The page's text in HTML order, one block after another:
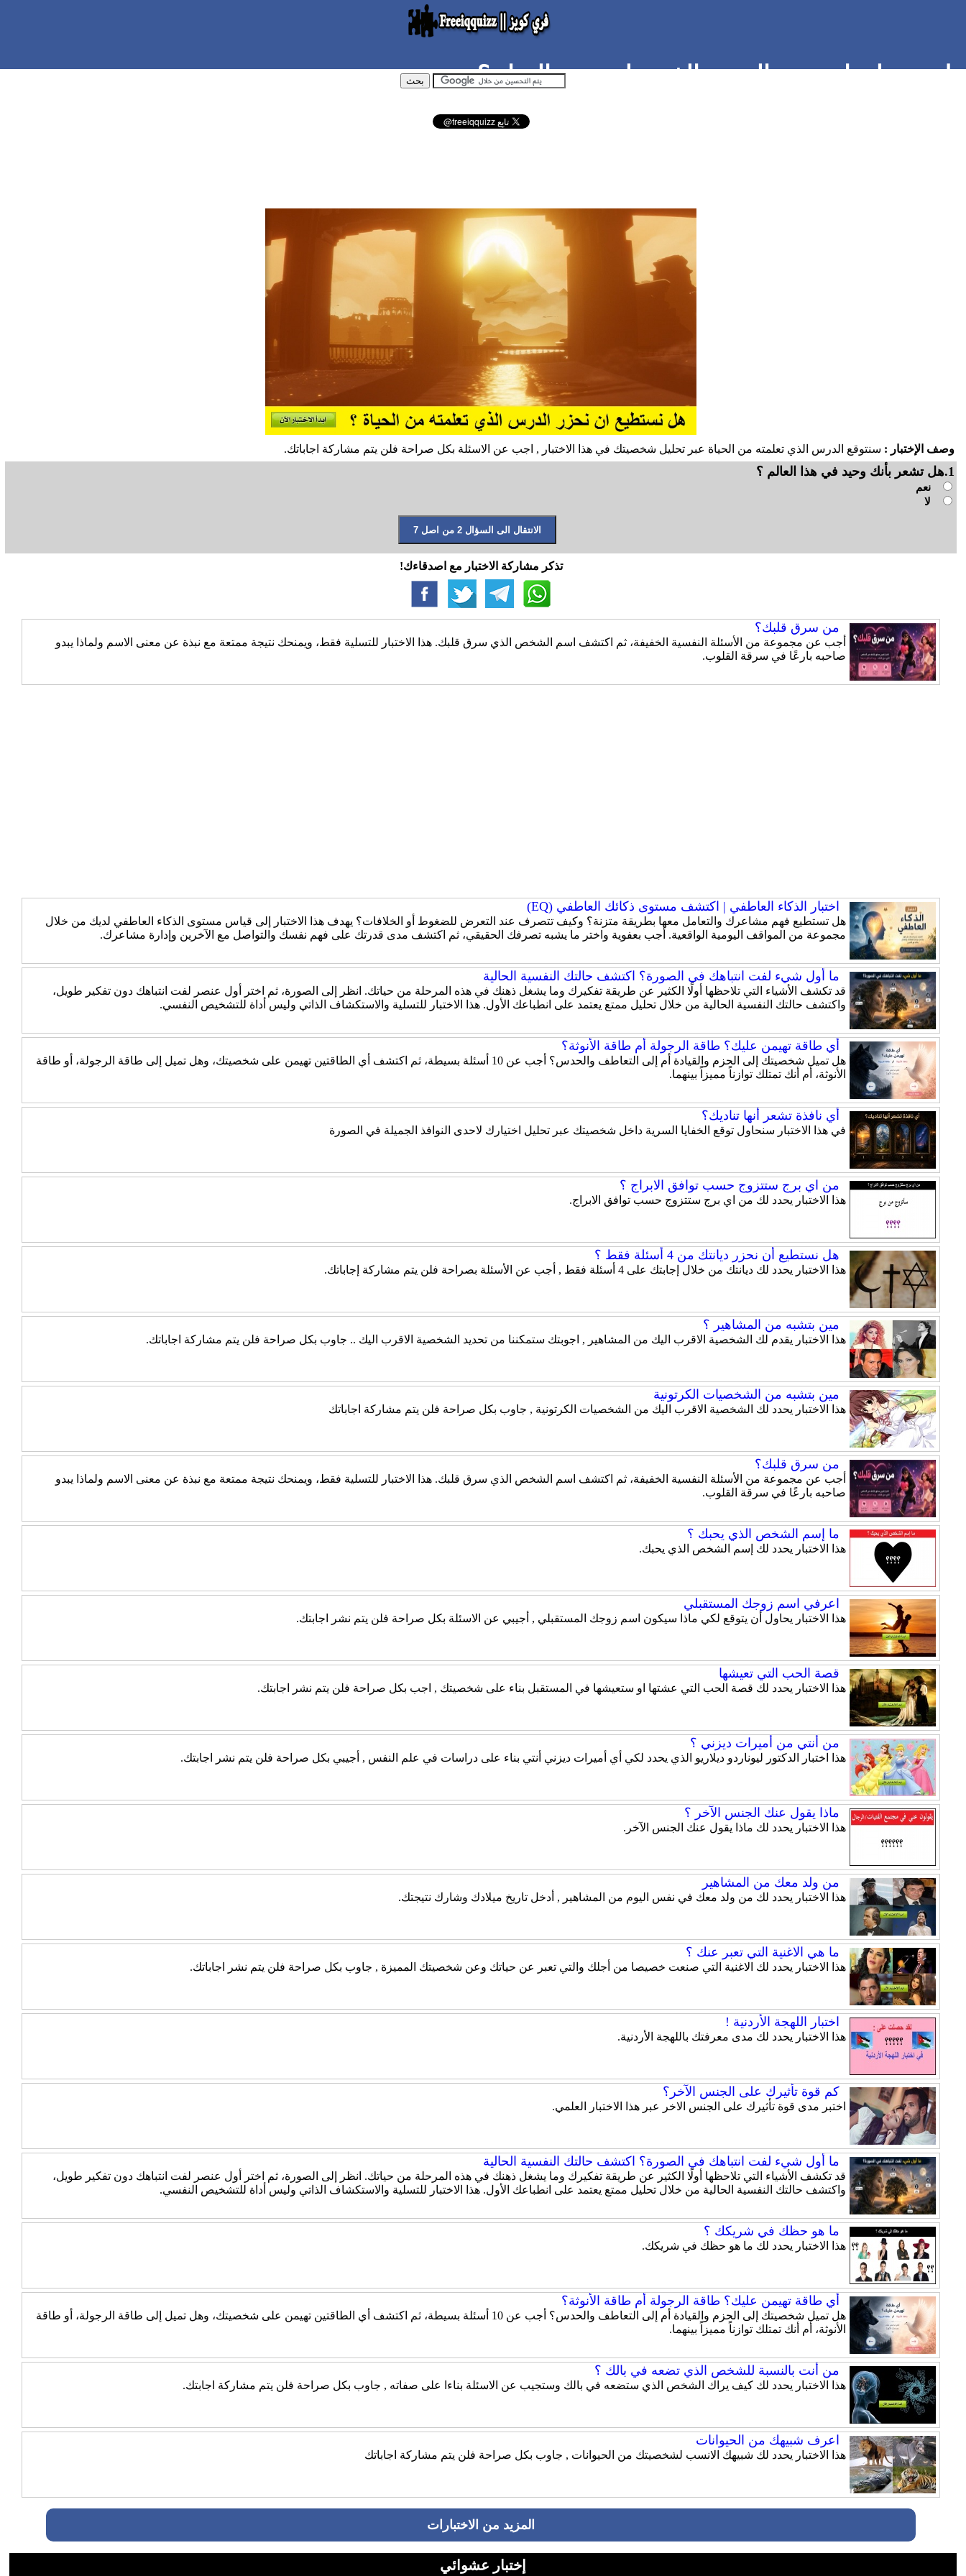
هل نستطيع ان نحزر الدرس الذي تعلمته من الحياة ؟
وصف الإختبار : سنتوقع الدرس الذي تعلمته من الحياة عبر تحليل شخصيتك في هذا الاختبار , اجب عن الاسئلة بكل صراحة فلن يتم مشاركة اجاباتك.
1.هل تشعر بأنك وحيد في هذا العالم ؟
نعم
لا
تذكر مشاركة الاختبار مع اصدقاءك!
من سرق قلبك؟
أجب عن مجموعة من الأسئلة النفسية الخفيفة، ثم اكتشف اسم الشخص الذي سرق قلبك. هذا الاختبار للتسلية فقط، ويمنحك نتيجة ممتعة مع نبذة عن معنى الاسم ولماذا يبدو
صاحبه بارعًا في سرقة القلوب.
اختبار الذكاء العاطفي | اكتشف مستوى ذكائك العاطفي (EQ)
هل تستطيع فهم مشاعرك والتعامل معها بطريقة متزنة؟ وكيف تتصرف عند التعرض للضغوط أو الخلافات؟ يهدف هذا الاختبار إلى قياس مستوى الذكاء العاطفي لديك من خلال
مجموعة من المواقف اليومية الواقعية. أجب بعفوية واختر ما يشبه تصرفك الحقيقي، ثم اكتشف مدى قدرتك على فهم نفسك والتواصل مع الآخرين وإدارة مشاعرك.
ما أول شيء لفت انتباهك في الصورة؟ اكتشف حالتك النفسية الحالية
قد تكشف الأشياء التي تلاحظها أولًا الكثير عن طريقة تفكيرك وما يشغل ذهنك في هذه المرحلة من حياتك. انظر إلى الصورة، ثم اختر أول عنصر لفت انتباهك دون تفكير طويل،
واكتشف حالتك النفسية الحالية من خلال تحليل ممتع يعتمد على انطباعك الأول. هذا الاختبار للتسلية والاستكشاف الذاتي وليس أداة للتشخيص النفسي.
أي طاقة تهيمن عليك؟ طاقة الرجولة أم طاقة الأنوثة؟
هل تميل شخصيتك إلى الحزم والقيادة أم إلى التعاطف والحدس؟ أجب عن 10 أسئلة بسيطة، ثم اكتشف أي الطاقتين تهيمن على شخصيتك، وهل تميل إلى طاقة الرجولة، أو طاقة
الأنوثة، أم أنك تمتلك توازناً مميزاً بينهما.
أي نافذة تشعر أنها تناديك؟
في هذا الاختبار سنحاول توقع الخفايا السرية داخل شخصيتك عبر تحليل اختيارك لاحدى النوافذ الجميلة في الصورة
من اي برج ستتزوج حسب توافق الابراج ؟
هذا الاختبار يحدد لك من اي برج ستتزوج حسب توافق الابراج.
هل نستطيع أن نحزر ديانتك من 4 أسئلة فقط ؟
هذا الاختبار يحدد لك ديانتك من خلال إجابتك على 4 أسئلة فقط , أجب عن الأسئلة بصراحة فلن يتم مشاركة إجاباتك.
مين بتشبه من المشاهير ؟
هذا الاختبار يقدم لك الشخصية الاقرب اليك من المشاهير , اجوبتك ستمكننا من تحديد الشخصية الاقرب اليك .. جاوب بكل صراحة فلن يتم مشاركة اجاباتك.
مين بتشبه من الشخصيات الكرتونية
هذا الاختبار يحدد لك الشخصية الاقرب اليك من الشخصيات الكرتونية , جاوب بكل صراحة فلن يتم مشاركة اجاباتك
من سرق قلبك؟
أجب عن مجموعة من الأسئلة النفسية الخفيفة، ثم اكتشف اسم الشخص الذي سرق قلبك. هذا الاختبار للتسلية فقط، ويمنحك نتيجة ممتعة مع نبذة عن معنى الاسم ولماذا يبدو
صاحبه بارعًا في سرقة القلوب.
ما إسم الشخص الذي يحبك ؟
هذا الاختبار يحدد لك إسم الشخص الذي يحبك.
اعرفي اسم زوجك المستقبلي
هذا الاختبار يحاول أن يتوقع لكي ماذا سيكون اسم زوجك المستقبلي , أجيبي عن الاسئلة بكل صراحة فلن يتم نشر اجابتك.
قصة الحب التي تعيشها
هذا الاختبار يحدد لك قصة الحب التي عشتها او ستعيشها في المستقبل بناء على شخصيتك , اجب بكل صراحة فلن يتم نشر اجابتك.
من أنتي من أميرات ديزني ؟
هذا اختبار الدكتور ليوناردو ديلاريو الذي يحدد لكي أي أميرات ديزني أنتي بناء على دراسات في علم النفس , أجيبي بكل صراحة فلن يتم نشر اجابتك.
ماذا يقول عنك الجنس الآخر ؟
هذا الاختبار يحدد لك ماذا يقول عنك الجنس الآخر.
من ولد معك من المشاهير
هذا الاختبار يحدد لك من ولد معك في نفس اليوم من المشاهير , أدخل تاريخ ميلادك وشارك نتيجتك.
ما هي الاغنية التي تعبر عنك ؟
هذا الاختبار يحدد لك الاغنية التي صنعت خصيصا من أجلك والتي تعبر عن حياتك وعن شخصيتك المميزة , جاوب بكل صراحة فلن يتم نشر اجاباتك.
اختبار اللهجة الأردنية !
هذا الاختبار يحدد لك مدى معرفتك باللهجة الأردنية.
كم قوة تأثيرك على الجنس الآخر؟
اختبر مدى قوة تأثيرك على الجنس الاخر عبر هذا الاختبار العلمي.
ما أول شيء لفت انتباهك في الصورة؟ اكتشف حالتك النفسية الحالية
قد تكشف الأشياء التي تلاحظها أولًا الكثير عن طريقة تفكيرك وما يشغل ذهنك في هذه المرحلة من حياتك. انظر إلى الصورة، ثم اختر أول عنصر لفت انتباهك دون تفكير طويل،
واكتشف حالتك النفسية الحالية من خلال تحليل ممتع يعتمد على انطباعك الأول. هذا الاختبار للتسلية والاستكشاف الذاتي وليس أداة للتشخيص النفسي.
ما هو حظك في شريكك ؟
هذا الاختبار يحدد لك ما هو حظك في شريكك.
أي طاقة تهيمن عليك؟ طاقة الرجولة أم طاقة الأنوثة؟
هل تميل شخصيتك إلى الحزم والقيادة أم إلى التعاطف والحدس؟ أجب عن 10 أسئلة بسيطة، ثم اكتشف أي الطاقتين تهيمن على شخصيتك، وهل تميل إلى طاقة الرجولة، أو طاقة
الأنوثة، أم أنك تمتلك توازناً مميزاً بينهما.
من أنت بالنسبة للشخص الذي تضعه في بالك ؟
هذا الاختبار يحدد لك كيف يراك الشخص الذي ستضعه في بالك وستجيب عن الاسئلة بناءا على صفاته , جاوب بكل صراحة فلن يتم مشاركة اجابتك.
اعرف شبيهك من الحيوانات
هذا الاختبار يحدد لك شبيهك الانسب لشخصيتك من الحيوانات , جاوب بكل صراحة فلن يتم مشاركة اجاباتك
المزيد من الاختبارات
إختبار عشوائي